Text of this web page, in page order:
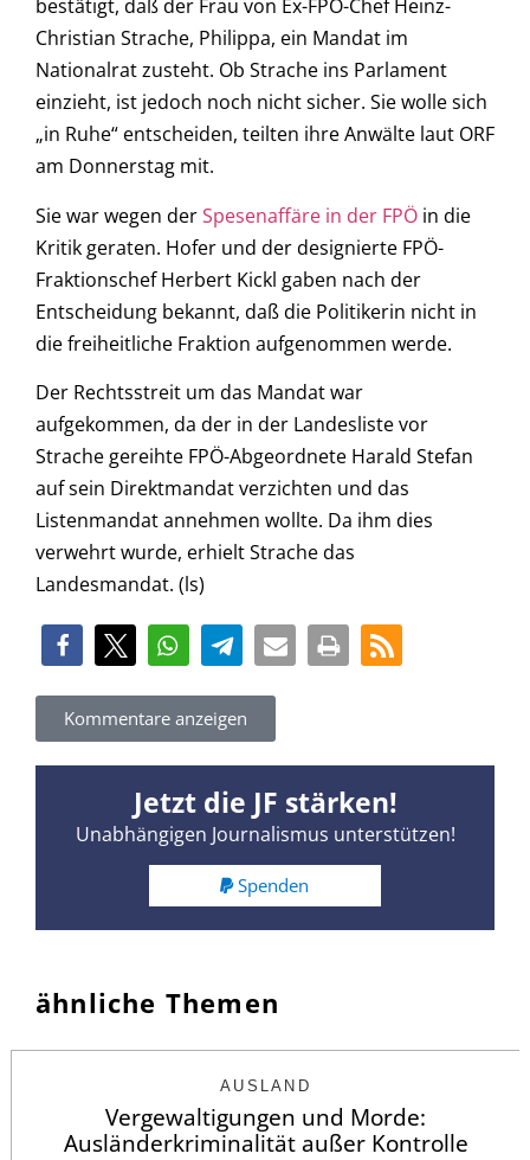
bestätigt, daß der Frau von Ex-FPÖ-Chef Heinz-
Christian Strache, Philippa, ein Mandat im
Nationalrat zusteht. Ob Strache ins Parlament
einzieht, ist jedoch noch nicht sicher. Sie wolle sich
„in Ruhe“ entscheiden, teilten ihre Anwälte laut ORF
am Donnerstag mit.
Sie war wegen derSpesenaffäre in der FPÖ in die
Kritik geraten. Hofer und der designierte FPÖ-
Fraktionschef Herbert Kickl gaben nach der
Entscheidung bekannt, daß die Politikerin nicht in
die freiheitliche Fraktion aufgenommen werde.
Der Rechtsstreit um das Mandat war
aufgekommen, da der in der Landesliste vor
Strache gereihte FPÖ-Abgeordnete Harald Stefan
auf sein Direktmandat verzichten und das
Listenmandat annehmen wollte. Da ihm dies
verwehrt wurde, erhielt Strache das
Landesmandat. (ls)
Kommentare anzeigen
Jetzt die JF stärken!
Unabhängigen Journalismus unterstützen!
Spenden
ähnliche Themen
AUSLAND
Vergewaltigungen und Morde:
Ausländerkriminalität außer Kontrolle